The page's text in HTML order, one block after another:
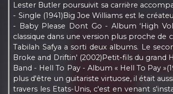
Lester Butler poursuivit sa carrière
- Single (1941)Big Joe Williams est le
- Baby Please Dont Go - Album ‘High
classique dans une version plus proche de
Tabilah Safya a sorti deux albums. Le
Broke and Driftin' (2002)Petit-fils du grand
Band - Hell To Pay - Album « Hell To Pay
plus d'être un guitariste virtuose, il était
travers les Etats-Unis, c'est en venant